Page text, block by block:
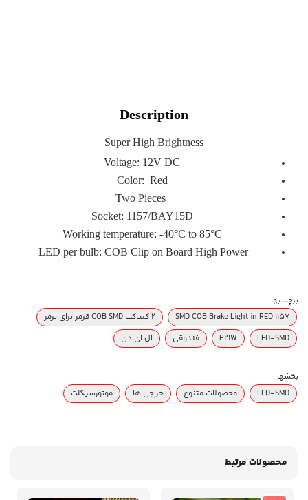
Description
Super High Brightness
Voltage: 12V DC
Color: Red
Socket: 1157/BAY15D
Working temperature: -40°C to 85°C
LED per bulb: COB Clip on Board High Power
برچسبها :
1157 SMD COB Brake Light in RED
۲ کنتاکت COB SMD قرمز برای ترمز
LED-SMD
P21W فندوقی ال ای دی
بخشها :
LED‌-SMD
محصولات متنوع حراجی ها موتورسیکلت
محصولات مرتبط